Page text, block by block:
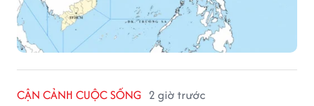
CẬN CẢNH CUỘC SỐNG 2 giờ trước